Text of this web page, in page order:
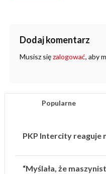
Dodaj komentarz
Musisz sięzalogować, aby
Popularne
PKP Intercity reaguje
“Myślała, że